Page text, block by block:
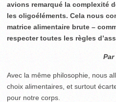
avions remarqué la complexité
les oligoéléments. Cela nous
matrice alimentaire brute –
respecter toutes les règles
Avec la même philosophie, nous
choix alimentaires, et surtout
pour notre corps.